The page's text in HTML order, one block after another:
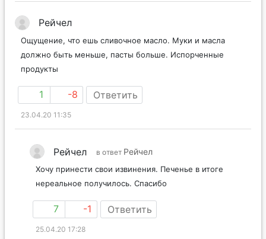
Рейчел
Ощущение, что ешь сливочное масло. Муки и масла
должно быть меньше, пасты больше. Испорченные
продукты
1 -8 Ответить
23.04.20 11:35
Рейчел в ответ Рейчел
Хочу принести свои извинения. Печенье в итоге
нереальное получилось. Спасибо
7 -1 Ответить
25.04.20 17:28